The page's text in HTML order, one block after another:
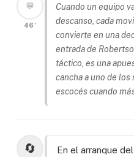
💬
46'
Cuando un equipo
descanso, cada
convierte en una
entrada de
táctico, es una
cancha a uno de
escocés cuando
🔄 En el arranque